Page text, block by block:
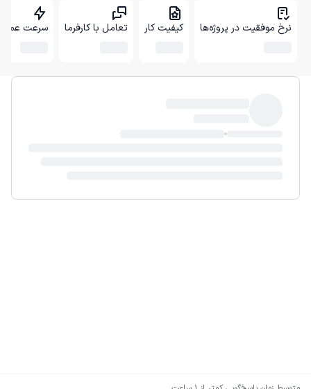
نرخ موفقیت در پروژه‌ها کیفیت کار تعامل با کارفرما سرعت عمل